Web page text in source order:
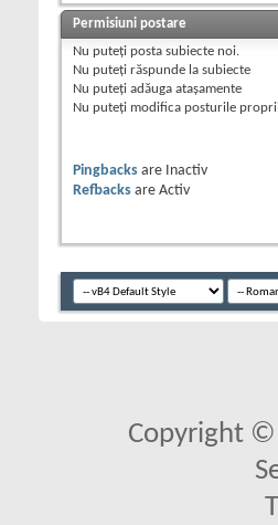
Permisiuni postare
Nu puteţi posta subiecte noi.
Nu puteţi răspunde la subiecte
Nu puteţi adăuga ataşamente
Nu puteţi modifica posturile proprii
Pingbacks are
Inactiv
Refbacks are Activ
Copyright ©